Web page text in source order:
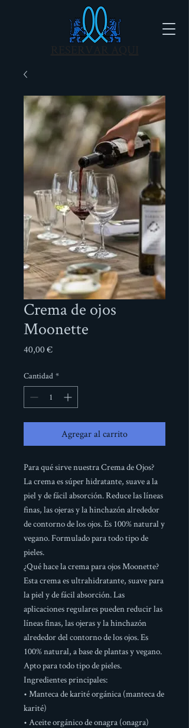
Crema de ojos
Moonette
40,00 €Precio
Cantidad *
Agregar al carrito
Para qué sirve nuestra Crema de Ojos?
La crema es súper hidratante, suave a la
piel y de fácil absorción. Reduce las líneas
finas, las ojeras y la hinchazón alrededor
de contorno de los ojos. Es 100% natural y
vegano. Formulado para todo tipo de
pieles.
¿Qué hace la crema para ojos Moonette?
Esta crema es ultrahidratante, suave para
la piel y de fácil absorción. Las
aplicaciones regulares pueden reducir las
líneas finas, las ojeras y la hinchazón
alrededor del contorno de los ojos. Es
100% natural, a base de plantas y vegano.
Apto para todo tipo de pieles.
Ingredientes principales:
• Manteca de karité orgánica (manteca de
karité)
• Aceite orgánico de onagra (onagra)